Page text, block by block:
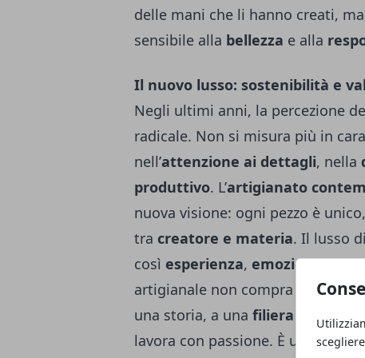
delle mani che li hanno creati,
sensibile alla bellezza e alla
Il nuovo lusso: sostenibilità e
Negli ultimi anni, la percezione
radicale. Non si misura più in
nell’attenzione ai dettagli, nella
produttivo. L’artigianato
nuova visione: ogni pezzo è
tra creatore e materia. Il lusso
così esperienza, emozione,
artigianale non compra soltanto
una storia, a una filiera corta, a
lavora con passione. È un lusso